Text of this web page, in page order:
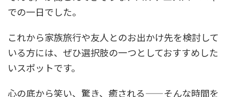
での一日でした。
これから家族旅行や友人とのお出かけ先を検討して
いる方には、ぜひ選択肢の一つとしておすすめした
いスポットです。
心の底から笑い、驚き、癒される——そんな時間を